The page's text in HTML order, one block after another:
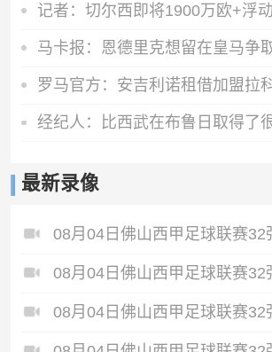
最新录像